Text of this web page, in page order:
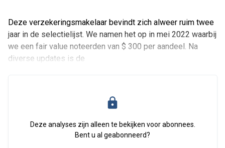
Deze verzekeringsmakelaar bevindt zich alweer ruim twee
jaar in de selectielijst. We namen het op in mei 2022 waarbij
we een fair value noteerden van $ 300 per aandeel. Na
diverse updates is de
Deze analyses zijn alleen te bekijken voor abonnees.
Bent u al geabonneerd?